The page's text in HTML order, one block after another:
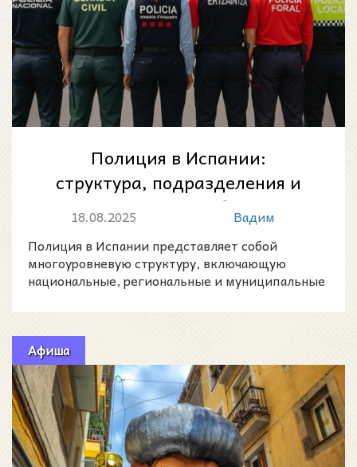
Полиция в Испании:
структура, подразделения и
региональные особенности
18.08.2025
Вадим
Полиция в Испании представляет собой
многоуровневую структуру, включающую
национальные, региональные и муниципальные
Афиша